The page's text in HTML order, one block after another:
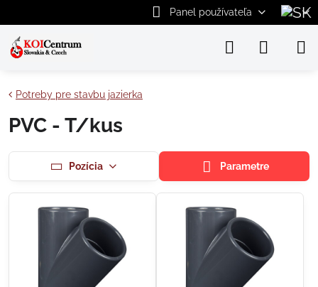
Panel používateľa
Potreby pre stavbu jazierka
PVC - T/kus
Pozícia Parametre